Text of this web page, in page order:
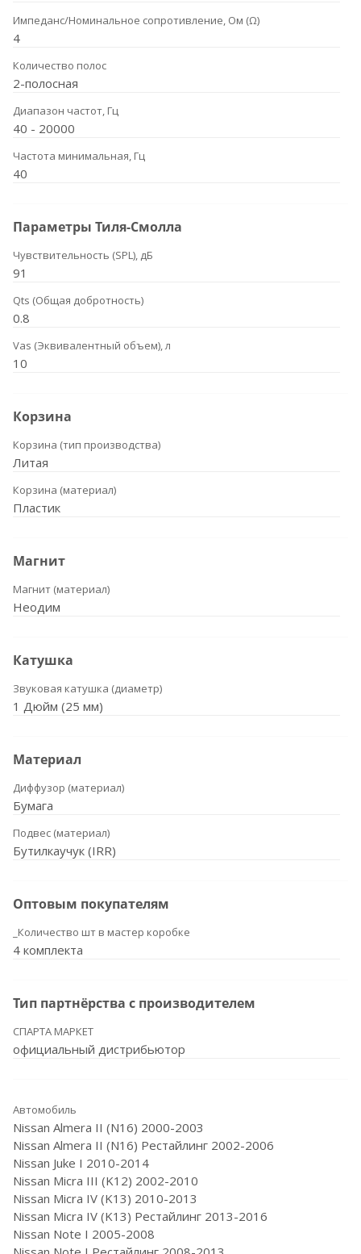
Импеданс/Номинальное сопротивление, Ом (Ω)
4
Количество полос
2-полосная
Диапазон частот, Гц
40 - 20000
Частота минимальная, Гц
40
Параметры Тиля-Смолла
Чувствительность (SPL), дБ
91
Qts (Общая добротность)
0.8
Vas (Эквивалентный объем), л
10
Корзина
Корзина (тип производства)
Литая
Корзина (материал)
Пластик
Магнит
Магнит (материал)
Неодим
Катушка
Звуковая катушка (диаметр)
1 Дюйм (25 мм)
Материал
Диффузор (материал)
Бумага
Подвес (материал)
Бутилкаучук (IRR)
Оптовым покупателям
_Количество шт в мастер коробке
4 комплекта
Тип партнёрства с производителем
СПАРТА МАРКЕТ
официальный дистрибьютор
Автомобиль
Nissan Almera II (N16) 2000-2003
Nissan Almera II (N16) Рестайлинг 2002-2006
Nissan Juke I 2010-2014
Nissan Micra III (K12) 2002-2010
Nissan Micra IV (K13) 2010-2013
Nissan Micra IV (K13) Рестайлинг 2013-2016
Nissan Note I 2005-2008